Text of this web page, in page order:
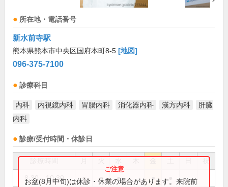
所在地・電話番号
新水前寺駅
熊本県熊本市中央区国府本町8-5 [地図]
096-375-7100
診療科目
内科 内視鏡内科 胃腸内科 消化器内科 漢方内科
肝臓
内科
診療/受付時間・休診日
祝
8:30～10:30 ● ● ● ●
お盆(8月中旬)は休診・休業の場合があります。来院前